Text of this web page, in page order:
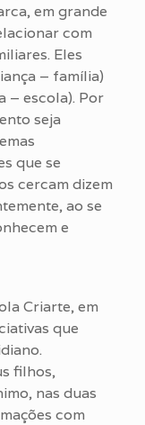
em grande
com
Eles
– família)
– escola). Por
seja
que se
cercam dizem
ao se
e
Criarte, em
que
filhos,
nas duas
com